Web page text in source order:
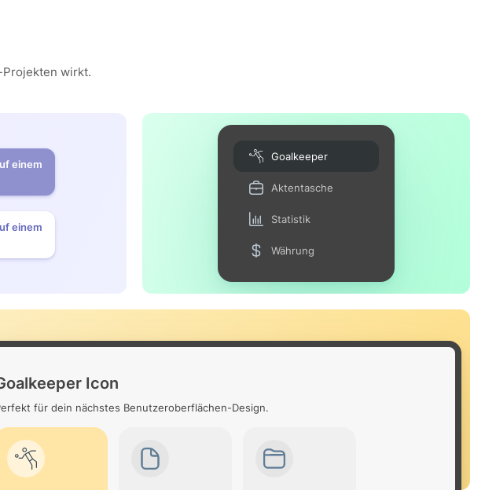
wirkt.
einem
einem
Goalkeeper
Aktentasche
Statistik
Währung
Icon
für dein nächstes Benutzeroberflächen-Design.